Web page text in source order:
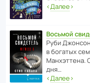
‹Далее›
Восьмой
Руби
в богатых
Манх­эт­тена.
дня…
‹Далее›